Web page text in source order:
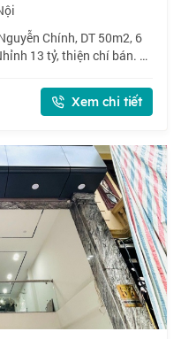
Chính, DT 50m2, 6
13 tỷ, thiện chí bán. 📍
Xem chi tiết